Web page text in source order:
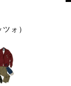
ォ）